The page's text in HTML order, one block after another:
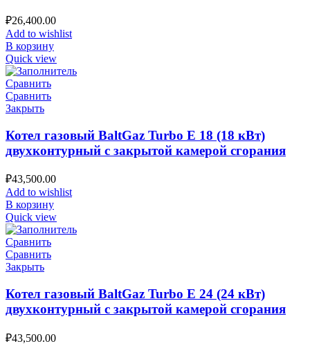
₽26,400.00
Add to wishlist
В корзину
Quick view
Сравнить
Сравнить
Закрыть
Котел газовый BaltGaz Turbo E 18 (18 кВт)
двухконтурный с закрытой камерой сгорания
₽43,500.00
Add to wishlist
В корзину
Quick view
Сравнить
Сравнить
Закрыть
Котел газовый BaltGaz Turbo E 24 (24 кВт)
двухконтурный с закрытой камерой сгорания
₽43,500.00